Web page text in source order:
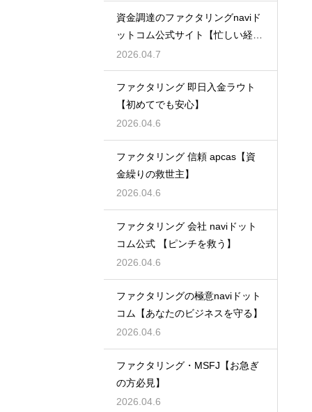
資金調達のファクタリングnaviド
ットコム公式サイト【忙しい経営
者必見】
2026.04.7
ファクタリング 即日入金ラウト
【初めてでも安心】
2026.04.6
ファクタリング 信頼 apcas【資
金繰りの救世主】
2026.04.6
ファクタリング 会社 naviドット
コム公式 【ピンチを救う】
2026.04.6
ファクタリングの極意naviドット
コム【あなたのビジネスを守る】
2026.04.6
ファクタリング・MSFJ【お急ぎ
の方必見】
2026.04.6